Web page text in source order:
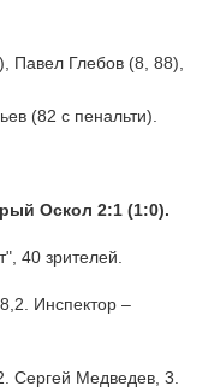
Павел Глебов (8, 88),
(82 с пенальти).
Оскол 2:1 (1:0).
40 зрителей.
Инспектор –
Сергей Медведев, 3.